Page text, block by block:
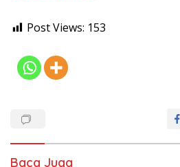
Post Views: 153
Baca Juga